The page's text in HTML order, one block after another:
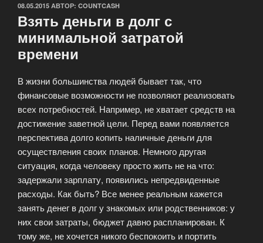
ОПУБЛИКОВАНО
08.05.2015 АВТОР: COUNTCASH
Взять деньги в долг с
минимальной затратой
времени
В жизни большинства людей бывает так, что
финансовые возможности не позволяют реализовать
всех потребностей. Например, не хватает средств на
достижение заветной цели. Перед вами появляется
перспектива долго копить наличные деньги для
осуществления своих планов. Немного другая
ситуация, когда человеку просто жить не на что:
задержали зарплату, появились непредвиденные
расходы. Как быть? Все менее реальным кажется
занять денег в долг у знакомых или родственников: у
них свои затраты, бюджет давно распланирован. К
тому же, не хочется никого беспокоить и портить